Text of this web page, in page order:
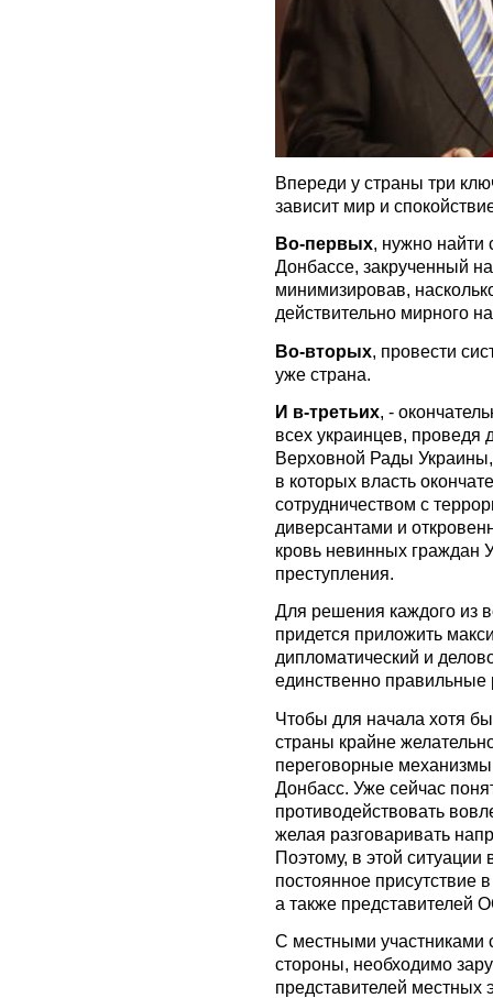
Впереди у страны три
зависит мир и
Во-первых, нужно найти
Донбассе, закрученный
минимизировав,
действительно мирного
Во-вторых, провести
уже страна.
И в-третьих, -
всех украинцев,
Верховной Рады
в которых власть
сотрудничеством с
диверсантами и
кровь невинных граждан
преступления.
Для решения каждого из
придется приложить
дипломатический и
единственно
Чтобы для начала хотя
страны крайне
переговорные
Донбасс. Уже сейчас
противодействовать
желая разговаривать
Поэтому, в этой
постоянное
а также представителей
С местными
стороны, необходимо
представителей местных